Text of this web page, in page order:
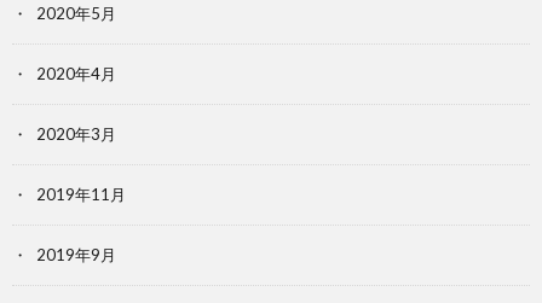
2020年5月
2020年4月
2020年3月
2019年11月
2019年9月